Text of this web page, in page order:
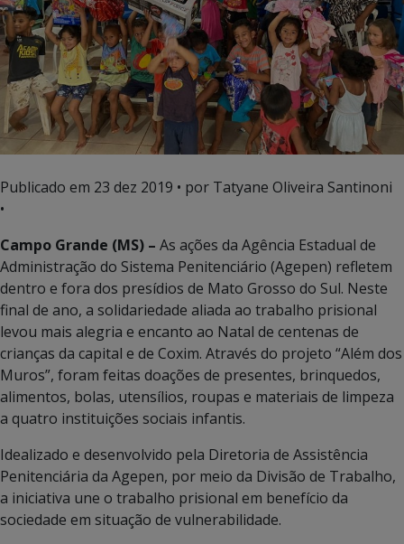
Publicado em 23 dez 2019 • por Tatyane Oliveira Santinoni
•
Campo Grande (MS) – As ações da Agência Estadual de
Administração do Sistema Penitenciário (Agepen) refletem
dentro e fora dos presídios de Mato Grosso do Sul. Neste
final de ano, a solidariedade aliada ao trabalho prisional
levou mais alegria e encanto ao Natal de centenas de
crianças da capital e de Coxim. Através do projeto “Além dos
Muros”, foram feitas doações de presentes, brinquedos,
alimentos, bolas, utensílios, roupas e materiais de limpeza
a quatro instituições sociais infantis.
Idealizado e desenvolvido pela Diretoria de Assistência
Penitenciária da Agepen, por meio da Divisão de Trabalho,
a iniciativa une o trabalho prisional em benefício da
sociedade em situação de vulnerabilidade.